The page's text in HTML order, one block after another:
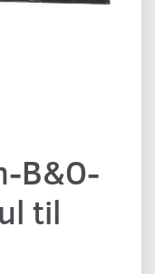
B&O-
til